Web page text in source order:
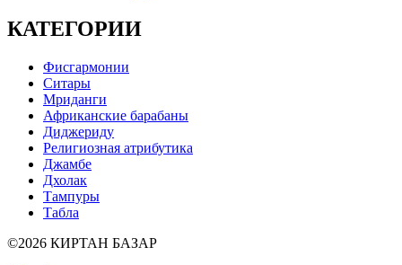
КАТЕГОРИИ
Фисгармонии
Ситары
Мриданги
Африканские барабаны
Диджериду
Религиозная атрибутика
Джамбе
Дхолак
Тампуры
Табла
©2026 КИРТАН БАЗАР